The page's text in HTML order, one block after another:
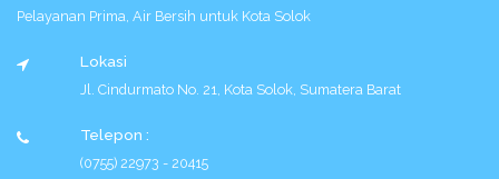
Pelayanan Prima, Air Bersih untuk Kota Solok
Lokasi
Jl. Cindurmato No. 21, Kota Solok, Sumatera Barat
Telepon :
(0755) 22973 - 20415